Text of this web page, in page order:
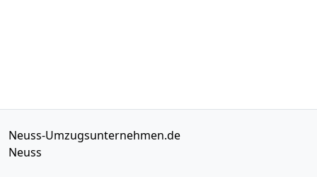
Neuss-Umzugsunternehmen.de
Neuss